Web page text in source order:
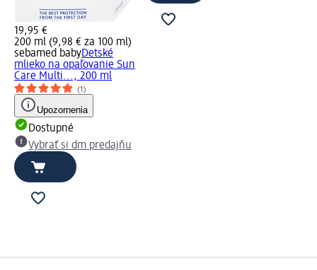
19,95 €
200 ml (9,98 € za 100 ml)
sebamed babyDetské
mlieko na opaľovanie Sun
Care Multi..., 200 ml
(1)
Upozornenia
Dostupné
Vybrať si dm predajňu